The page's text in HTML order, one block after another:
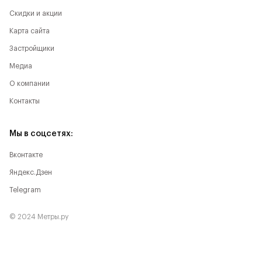
Скидки и акции
Карта сайта
Застройщики
Медиа
О компании
Контакты
Мы в соцсетях:
Вконтакте
Яндекс.Дзен
Telegram
© 2024 Метры.ру